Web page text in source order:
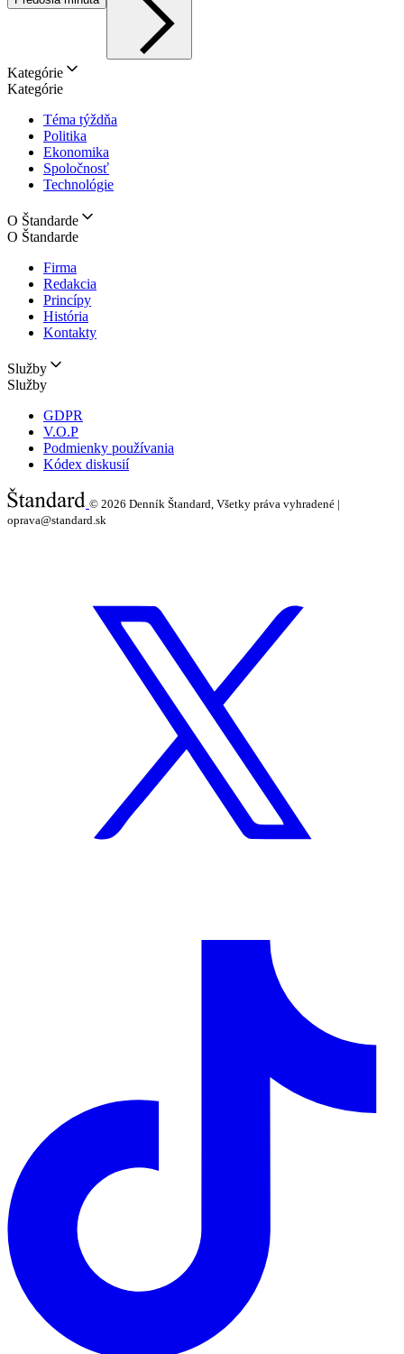
Kategórie
Kategórie
Téma týždňa
Politika
Ekonomika
Spoločnosť
Technológie
O Štandarde
O Štandarde
Firma
Redakcia
Princípy
História
Kontakty
Služby
Služby
GDPR
V.O.P
Podmienky používania
Kódex diskusií
© 2026 Denník Štandard, Všetky práva vyhradené |
oprava@standard.sk